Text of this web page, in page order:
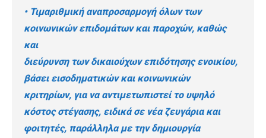
• Τιμαριθμική αναπροσαρμογή όλων των
κοινωνικών επιδομάτων και παροχών, καθώς
και
διεύρυνση των δικαιούχων επιδότησης ενοικίου,
βάσει εισοδηματικών και κοινωνικών
κριτηρίων, για να αντιμετωπιστεί το υψηλό
κόστος στέγασης, ειδικά σε νέα ζευγάρια και
φοιτητές, παράλληλα με την δημιουργία